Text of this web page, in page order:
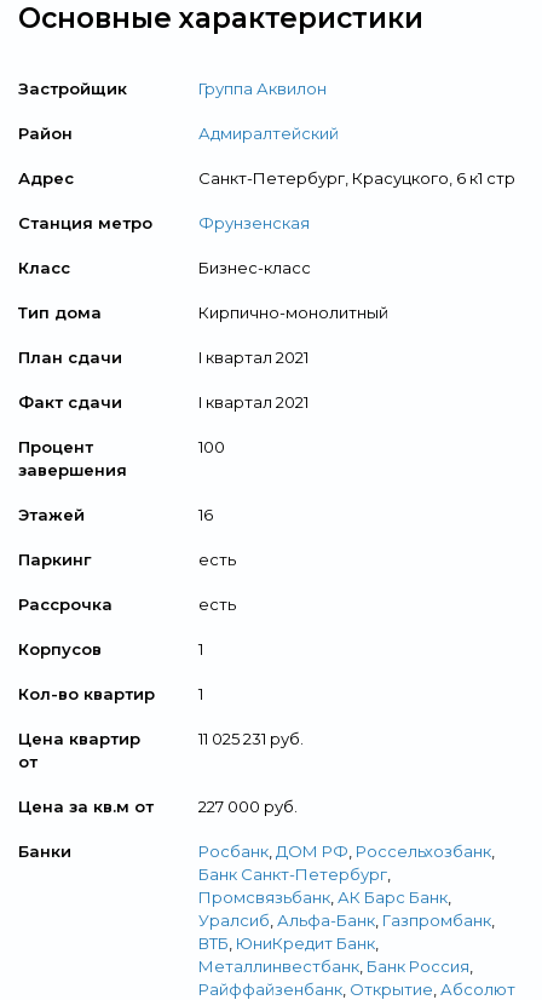
Основные характеристики
Застройщик Группа Аквилон
Район Адмиралтейский
Адрес Санкт-Петербург, ​Красуцкого, 6 к1 стр
Станция метро Фрунзенская
Класс Бизнес-класс
Тип дома Кирпично-монолитный
План сдачи I квартал 2021
Факт сдачи I квартал 2021
Процент
завершения
100
Этажей 16
Паркинг есть
Рассрочка есть
Корпусов 1
Кол-во квартир 1
Цена квартир
от
11 025 231 руб.
Цена за кв.м от 227 000 руб.
Банки Росбанк ДОМ РФ Россельхозбанк
Банк Санкт-Петербург
Промсвязьбанк ,АК Барс Банк
Уралсиб ,Альфа-Банк Газпромбанк
ВТБ ЮниКредит Банк
Металлинвестбанк Банк Россия
Райффайзенбанк Открытие ,Абсолют